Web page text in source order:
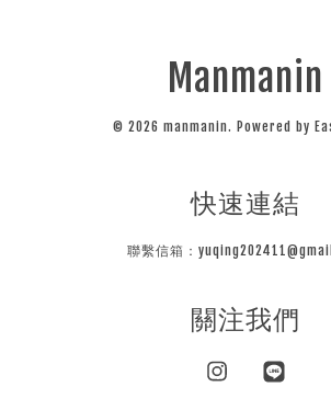
Manmanin
© 2026 manmanin. Powered by
快速連結
聯繫信箱：
關注我們
Instagram